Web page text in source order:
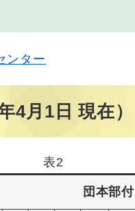
ンター
4月1日 現在）
表2
団本部付